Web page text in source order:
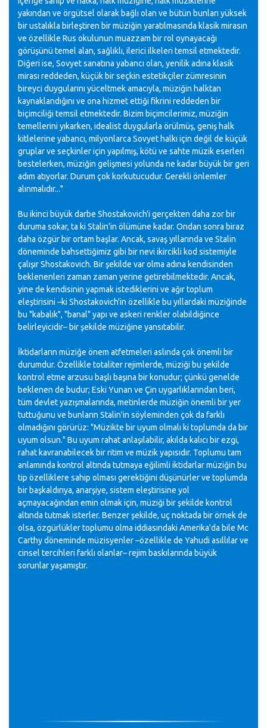
yakından ve örgütsel olarak bağlı olan ve bütün bunları yüksek
bir ustalıkla birleştiren bir müziğin yaratılmasında klasik mirasın
ve özellikle Rus okulunun muazzam bir rol oynayacağı
görüşünü temel alan, sağlıklı, ilerici ilkeleri temsil etmektedir.
Diğeri ise, Sovyet sanatına yabancı olan, yenilik adına klasik
mirası reddeden, küçük bir seçkin estetikçiler zümresinin
bireyci duygularını yüceltmek amacıyla, müziğin halktan
kaynaklandığını ve ona hizmet ettiği fikrini reddeden bir
biçimciliği temsil etmektedir. Bizim biçimcilerimiz, müziğin
temellerini yıkarken, idealist duygularla örülmüş, geniş halk
kitlelerine yabancı, milyonlarca Sovyet halkı için değil de küçük
gruplar ve seçkinler için yapılmış, kötü ve sahte müzik eserleri
bestelerken, müziğin gelişmesi yolunda ne kadar büyük bir geri
adım atıyorlar. Durum çok korkutucudur. Gerekli önlemler
alınmalıdır..."
Bu ikinci büyük darbe Shostakovich'i gerçekten daha zor bir
duruma sokar, ta ki Stalin'in ölümüne kadar. Ondan sonra biraz
daha özgür bir ortam başlar. Ancak, savaş yıllarında ve Stalin
döneminde bahsettiğimiz gibi bir nevi ikircikli kod sistemiyle
çalışır Shostakovich. Bir şekilde var olma adına kendisinden
beklenenleri zaman zaman yerine getirebilmektedir. Ancak,
yine de kendisinin yapmak istediklerini ve ağır toplum
eleştirisini –ki Shostakovich'in özellikle bu yıllardaki müziğinde
bu "kabalık", "banal" yapı ve askeri renkler olabildiğince
belirleyicidir– bir şekilde müziğine yansıtabilir.
İktidarların müziğe önem atfetmeleri aslında çok önemli bir
durumdur. Özellikle totaliter rejimlerde, müziği bu şekilde
kontrol etme arzusu başlı başına bir konudur; çünkü genelde
beklenen de budur; Eski Yunan ve Çin uygarlıklarından beri,
tüm devlet yazışmalarında, metinlerde müziğin önemli bir yer
tuttuğunu ve bunların Stalin'in söyleminden çok da farklı
olmadığını görürüz: "Müzikte bir uyum olmalı ki toplumda da bir
uyum olsun." Bu uyum rahat anlaşılabilir, akılda kalıcı bir ezgi,
rahat kavranabilecek bir ritim ve müzik yapısıdır. Toplumu tam
anlamında kontrol altında tutmaya eğilimli iktidarlar müziğin bu
tip özelliklere sahip olması gerektiğini düşünürler ve toplumda
bir başkaldırıya, anarşiye, sistem eleştirisine yol
açmayacağından emin olmak için, müziği bir şekilde kontrol
altında tutmak isterler. Benzer şekilde, uç noktada bir örnek de
olsa, özgürlükler toplumu olma iddiasındaki Amerika'da bile Mc
Carthy döneminde müzisyenler –özellikle de Yahudi asıllılar ve
cinsel tercihleri farklı olanlar– rejim baskılarında büyük
sorunlar yaşamıştır.